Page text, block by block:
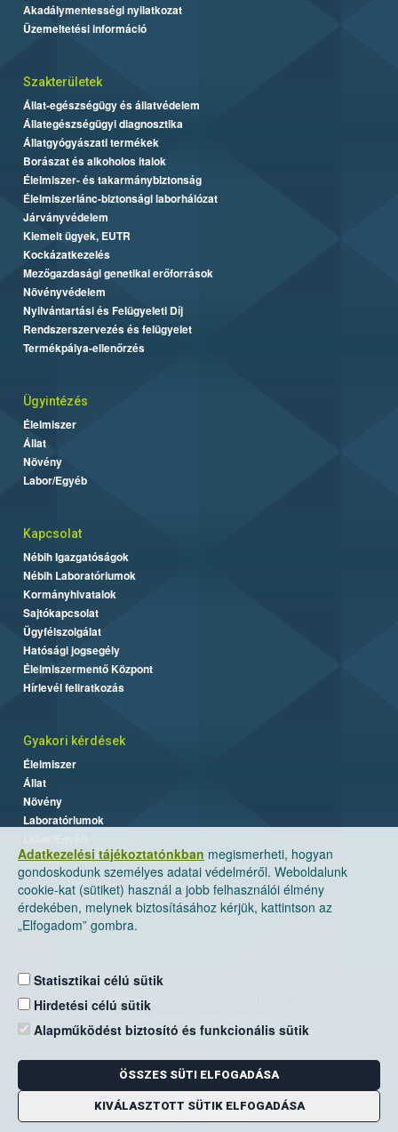
Adatkezelési tájékoztatónkban megismerheti, hogyan
gondoskodunk személyes adatai védelméről. Weboldalunk
cookie-kat (sütiket) használ a jobb felhasználói élmény
érdekében, melynek biztosításához kérjük, kattintson az
„Elfogadom” gombra.
Statisztikai célú sütik
Hirdetési célú sütik
Alapműködést biztosító és funkcionális sütik
ÖSSZES SÜTI ELFOGADÁSA
KIVÁLASZTOTT SÜTIK ELFOGADÁSA
Akadálymentességi nyilatkozat
Üzemeltetési információ
Szakterületek
Állat-egészségügy és állatvédelem
Állategészségügyi diagnosztika
Állatgyógyászati termékek
Borászat és alkoholos italok
Élelmiszer- és takarmánybiztonság
Élelmiszerlánc-biztonsági laborhálózat
Járványvédelem
Kiemelt ügyek, EUTR
Kockázatkezelés
Mezőgazdasági genetikai erőforrások
Növényvédelem
Nyilvántartási és Felügyeleti Díj
Rendszerszervezés és felügyelet
Termékpálya-ellenőrzés
Ügyintézés
Élelmiszer
Állat
Növény
Labor/Egyéb
Kapcsolat
Nébih Igazgatóságok
Nébih Laboratóriumok
Kormányhivatalok
Sajtókapcsolat
Ügyfélszolgálat
Hatósági jogsegély
Élelmiszermentő Központ
Hírlevél feliratkozás
Gyakori kérdések
Élelmiszer
Állat
Növény
Laboratóriumok
Nemzeti Élelmiszerlánc-biztonsági Hivatal
Levelezési cím: 1525 Budapest. Pf. 30.
E-mail:ugyfelszolgalat@nebih.gov.hu
Zöld szám: 06-80/263-244
Telefon: 06-1/ 336-9000